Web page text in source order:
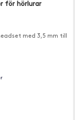
för hörlurar
med 3,5 mm till